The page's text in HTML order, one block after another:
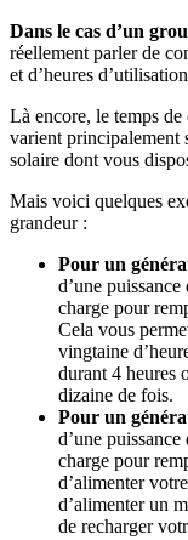
Dans le cas d’un
réellement parler de
et d’heures
Là encore, le temps de
varient principalement
solaire dont vous
Mais voici quelques
grandeur :
Pour un
d’une
charge pour
Cela vous
vingtaine
durant 4 heures
dizaine de fois.
Pour un
d’une
charge pour
d’alimenter
d’alimenter un
de recharger